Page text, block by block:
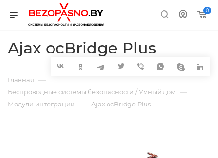
0
Ajax ocBridge Plus
Главная —
Беспроводные системы безопасности / Умный дом —
Модули интеграции — Ajax ocBridge Plus